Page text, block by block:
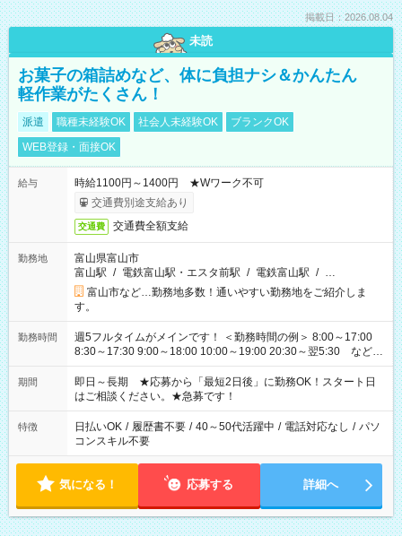
掲載日：2026.08.04
未読
お菓子の箱詰めなど、体に負担ナシ＆かんたん
軽作業がたくさん！
派遣 職種未経験OK 社会人未経験OK
ブランクOK
WEB登録・面接OK
給与
時給1100円～1400円 ★Wワーク不可
交通費別途支給あり
交通費 交通費全額支給
勤務地
富山県富山市
富山駅 / 電鉄富山駅・エスタ前駅 / 電鉄富山駅 / …
富山市など…勤務地多数！通いやすい勤務地をご紹介しま
す。
勤務時間
週5フルタイムがメインです！ ＜勤務時間の例＞ 8:00～17:00
8:30～17:30 9:00～18:00 10:00～19:00 20:30～翌5:30 など ★
その他にも勤務時間多数！ 日勤のみ、残業なし、交替制など
ご希望を教えてください！
期間
即日～長期 ★応募から「最短2日後」に勤務OK！スタート日
はご相談ください。★急募です！
特徴 日払いOK / 履歴書不要 / 40～50代活躍中 / 電話対応なし / パソ
コンスキル不要
気になる！ 応募する 詳細へ